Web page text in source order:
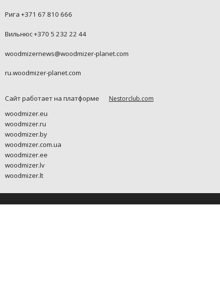
Рига +371 67 810 666
Вильнюс +370 5 232 22 44
woodmizernews@woodmizer-planet.com
ru.woodmizer-planet.com
Сайт работает на платформе Nestorclub.com
woodmizer.eu
woodmizer.ru
woodmizer.by
woodmizer.com.ua
woodmizer.ee
woodmizer.lv
woodmizer.lt